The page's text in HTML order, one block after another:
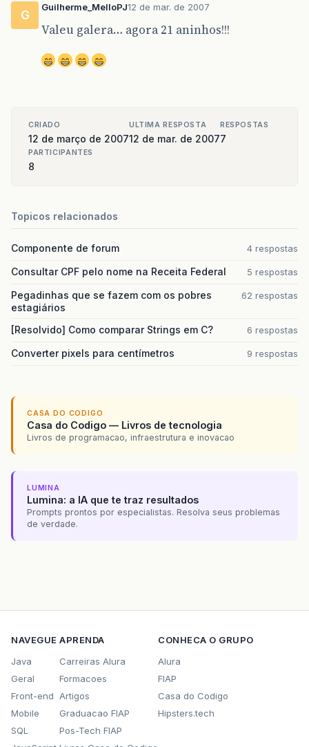
G
Guilherme_MelloPJ12 de mar. de 2007
Valeu galera… agora 21 aninhos!!!
CRIADO
12 de março de 2007
ULTIMA RESPOSTA
12 de mar. de 2007
RESPOSTAS
7
PARTICIPANTES
8
Topicos relacionados
Componente de forum 4 respostas
Consultar CPF pelo nome na Receita Federal 5 respostas
Pegadinhas que se fazem com os pobres
estagiários
62 respostas
[Resolvido] Como comparar Strings em C? 6 respostas
Converter pixels para centímetros 9 respostas
CASA DO CODIGO
Casa do Codigo — Livros de tecnologia
Livros de programacao, infraestrutura e inovacao
LUMINA
Lumina: a IA que te traz resultados
Prompts prontos por especialistas. Resolva seus problemas
de verdade.
NAVEGUE
Java
Geral
Front-end
Mobile
SQL
APRENDA
Carreiras Alura
Formacoes
Artigos
Graduacao FIAP
Pos-Tech FIAP
CONHECA O GRUPO
Alura
FIAP
Casa do Codigo
Hipsters.tech